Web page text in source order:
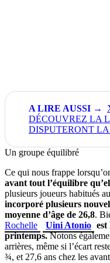
DÉCOUVREZ LA
DISPUTERONT
Un groupe équilibré
Ce qui nous frappe
avant tout l’équilibre
plusieurs joueurs habitués
incorporé plusieurs
moyenne d’âge de 26,8.
Rochelle
Uini Atonio est
printemps.Notons
arrières, même si l’écart
¾, et 27,6 ans chez les